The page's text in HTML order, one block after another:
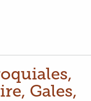
Gales,